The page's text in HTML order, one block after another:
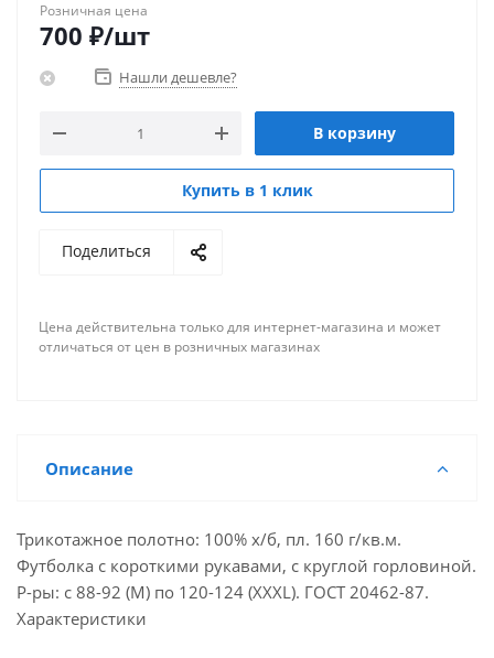
Розничная цена
700 ₽/шт
Нашли дешевле?
В корзину
Купить в 1 клик
Поделиться
Цена действительна только для интернет-магазина и может
отличаться от цен в розничных магазинах
Описание
Трикотажное полотно: 100% х/б, пл. 160 г/кв.м.
Футболка с короткими рукавами, с круглой горловиной.
Р-ры: с 88-92 (М) по 120-124 (XXXL). ГОСТ 20462-87.
Характеристики